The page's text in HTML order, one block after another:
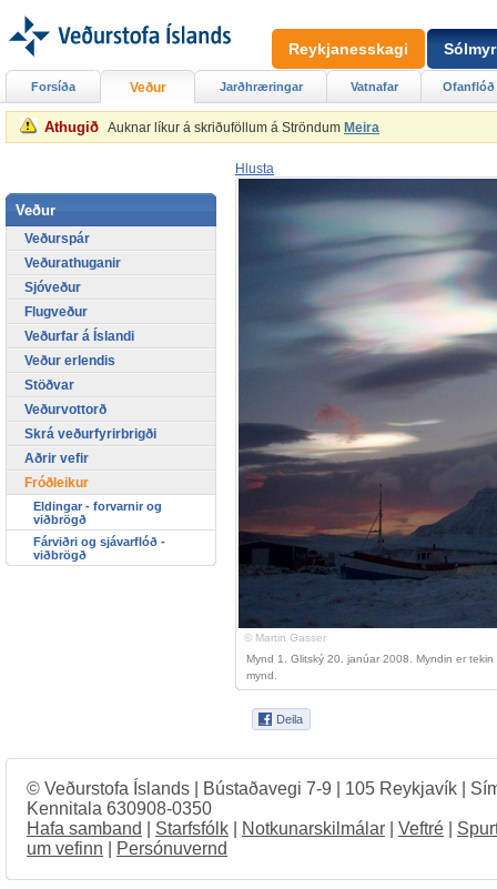
Athugið Auknar líkur á skriðuföllum á Ströndum Meira
Hlusta
© Martin Gasser
Mynd 1. Glitský 20. janúar 2008. Myndin er
mynd.
Forsíða Veður Jarðhræringar Vatnafar Ofanflóð
Veður
Veðurspár
Veðurathuganir
Sjóveður
Flugveður
Veðurfar á Íslandi
Veður erlendis
Stöðvar
Veðurvottorð
Skrá veðurfyrirbrigði
Aðrir vefir
Fróðleikur
Eldingar - forvarnir og
viðbrögð
Fárviðri og sjávarflóð -
viðbrögð
Reykjanesskagi
© Veðurstofa Íslands | Bústaðavegi 7-9 | 105 Reykjavík |
Kennitala 630908-0350
Hafa samband
Starfsfólk Notkunarskilmálar Veftré
um vefinn
Persónuvernd